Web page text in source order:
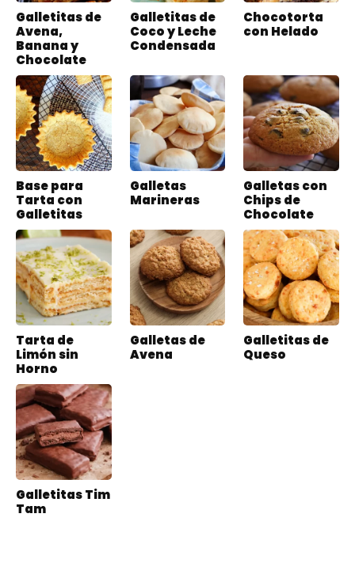
Galletitas de
Avena,
Banana y
Chocolate
Galletitas de
Coco y Leche
Condensada
Chocotorta
con Helado
Base para
Tarta con
Galletitas
Galletas
Marineras
Galletas con
Chips de
Chocolate
Tarta de
Limón sin
Horno
Galletas de
Avena
Galletitas de
Queso
Galletitas Tim
Tam